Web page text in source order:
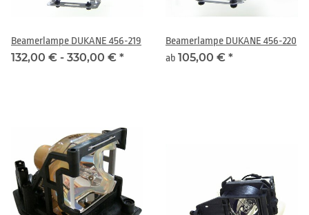
Beamerlampe DUKANE 456-219
132,00 € - 330,00 € *
Beamerlampe DUKANE 456-220
ab 105,00 € *